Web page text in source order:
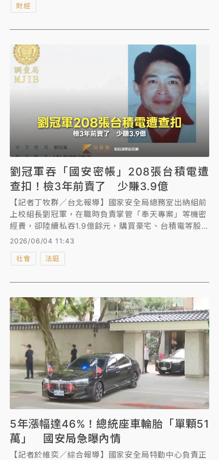
費者選擇變少、店家議價空間縮小，公平會、經濟部投
時會納入各方意見，審慎評估。
財經
劉冠軍吞「國安密帳」208張台積電遭
查扣！檢3年前賣了 少賺3.9億
【記者丁牧群／台北報導】國家安全局總務室出納組前
上校組長劉冠軍，在職時負責掌管「奉天專案」等機密
經費，卻陸續私吞1.9億餘元，購買豪宅、台積電等股
票和金飾、高爾夫球證，2000年被國安局查帳發現，
部分，士林地檢署偵辦劉男涉犯《貪污治罪條例》侵占
將他不起訴，但士檢在偵查中陸續查扣劉冠軍的股票、
房產並變賣，共計1億9555萬餘元，犯罪所得幾乎全部
追回。不過，208張台積電股票是2023年間變價賣
掉，與台積電今天股價相比，進帳少了3.9億元。
2026/06/04 11:43
社會 法庭
5年漲幅達46%！總統座車輪胎「單顆51
萬」 國安局急曝內情
【記者於維奕／綜合報導】國家安全局特勤中心負責正